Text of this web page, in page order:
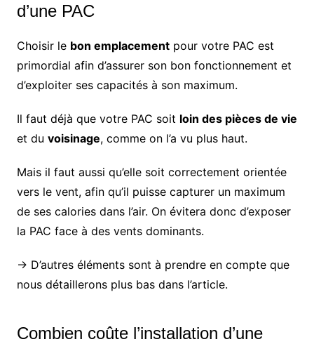
d’une PAC
Choisir le bon emplacementpour votre PAC est
primordial afin d’assurer son bon fonctionnement et
d’exploiter ses capacités à son maximum.
Il faut déjà que votre PAC soit loin des pièces de vie
et du voisinage, comme on l’a vu plus haut.
Mais il faut aussi qu’elle soit correctement orientée
vers le vent, afin qu’il puisse capturer un maximum
de ses calories dans l’air. On évitera donc d’exposer
la PAC face à des vents dominants.
→ D’autres éléments sont à prendre en compte que
nous détaillerons plus bas dans l’article.
Combien coûte l’installation d’une